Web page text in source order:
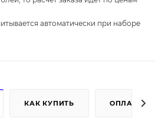
автоматически при наборе
КАК КУПИТЬ ОПЛАТА